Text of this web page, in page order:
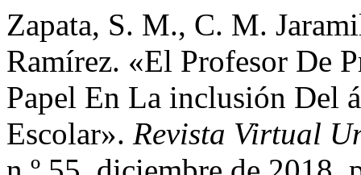
Zapata, S. M., C. M.
Ramírez. «El Profesor De
Papel En La inclusión Del
Escolar». Revista Virtual